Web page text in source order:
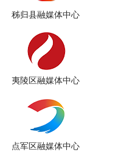
秭归县融媒体中心
夷陵区融媒体中心
点军区融媒体中心